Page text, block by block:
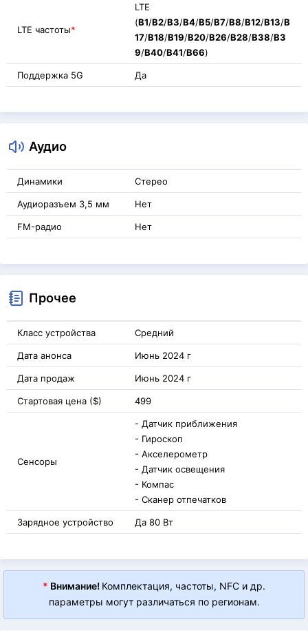
LTE частоты*
LTE
(B1/B2/B3/B4/B5/B7/B8/B12/B13/B
17/B18/B19/B20/B26/B28/B38/B3
9/B40/B41/B66)
Поддержка 5G Да
Аудио
Динамики Стерео
Аудиоразъем 3,5 мм Нет
FM-радио Нет
Прочее
Класс устройства Средний
Дата анонса Июнь 2024 г
Дата продаж Июнь 2024 г
Стартовая цена ($) 499
Сенсоры
- Датчик приближения
- Гироскоп
- Акселерометр
- Датчик освещения
- Компас
- Сканер отпечатков
Зарядное устройство Да 80 Вт
* Внимание! Комплектация, частоты, NFC и др.
параметры могут различаться по регионам.